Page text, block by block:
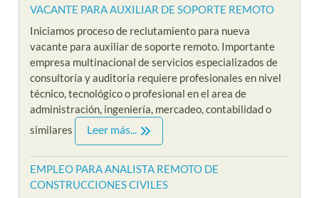
VACANTE PARA AUXILIAR DE SOPORTE REMOTO
Iniciamos proceso de reclutamiento para nueva
vacante para auxiliar de soporte remoto. Importante
empresa multinacional de servicios especializados de
consultoría y auditoria requiere profesionales en nivel
técnico, tecnológico o profesional en el area de
administración, ingeniería, mercadeo, contabilidad o
similares
Leer más...
EMPLEO PARA ANALISTA REMOTO DE
CONSTRUCCIONES CIVILES